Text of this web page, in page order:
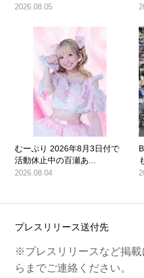
2026.08.05
むーぷり 2026年8月3日付で
活動休止中の百瀬あ...
2026.08.04
プレスリリース送付先
※プレスリリースなど掲載
らまでご連絡ください。